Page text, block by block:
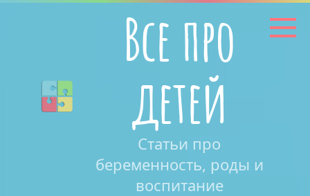
Перейти
Все про
детей
Статьи про
беременность, роды и
воспитание